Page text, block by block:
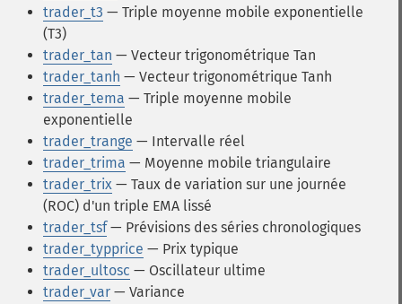
trader_t3 — Triple moyenne mobile exponentielle
(T3)
trader_tan — Vecteur trigonométrique Tan
trader_tanh — Vecteur trigonométrique Tanh
trader_tema — Triple moyenne mobile
exponentielle
trader_trange — Intervalle réel
trader_trima — Moyenne mobile triangulaire
trader_trix — Taux de variation sur une journée
(ROC) d'un triple EMA lissé
trader_tsf— Prévisions des séries chronologiques
trader_typprice — Prix typique
trader_ultosc — Oscillateur ultime
trader_var — Variance